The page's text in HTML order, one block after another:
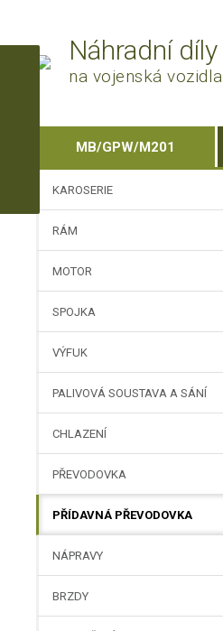
Náhradní díly
na vojenská vozidla
MB/GPW/M201
KAROSERIE
RÁM
MOTOR
SPOJKA
VÝFUK
PALIVOVÁ SOUSTAVA A SÁNÍ
CHLAZENÍ
PŘEVODOVKA
PŘÍDAVNÁ PŘEVODOVKA
NÁPRAVY
BRZDY